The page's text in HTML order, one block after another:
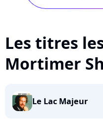
Les titres
Mortimer
Le Lac Majeur